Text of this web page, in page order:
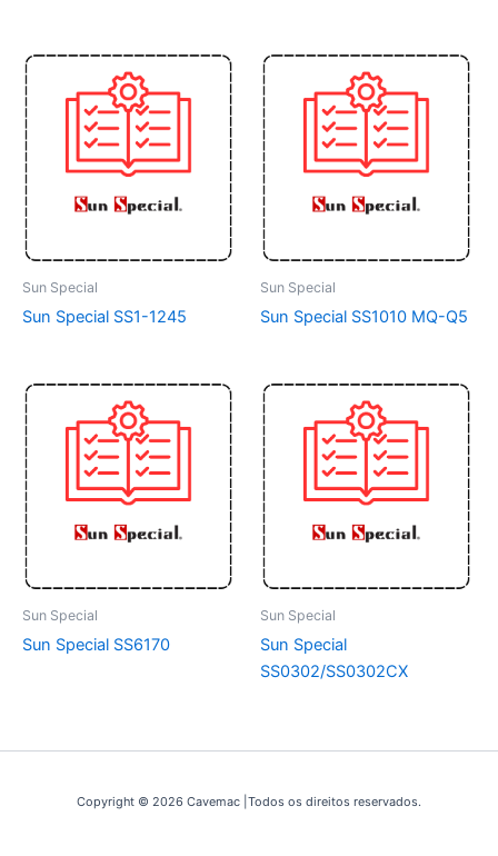
Sun Special
Sun Special SS1-1245
Sun Special
Sun Special SS1010 MQ-Q5
Sun Special
Sun Special SS6170
Sun Special
Sun Special
SS0302/SS0302CX
Copyright © 2026 Cavemac |Todos os direitos reservados.